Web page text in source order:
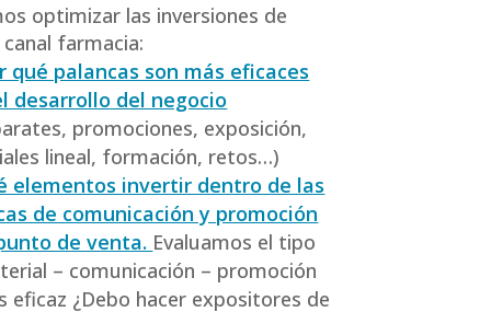
optimizar las inversiones de
farmacia:
qué palancas son más eficaces
desarrollo del negocio
promociones, exposición,
lineal, formación, retos…)
elementos invertir dentro de las
de comunicación y promoción
de venta. Evaluamos el tipo
– comunicación – promoción
eficaz ¿Debo hacer expositores de